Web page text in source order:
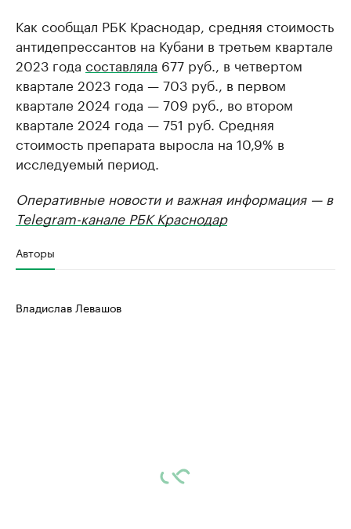
Как сообщал РБК Краснодар, средняя стоимость
антидепрессантов на Кубани в третьем квартале
2023 года составляла 677 руб., в четвертом
квартале 2023 года — 703 руб., в первом
квартале 2024 года — 709 руб., во втором
квартале 2024 года — 751 руб. Средняя
стоимость препарата выросла на 10,9% в
исследуемый период.
Оперативные новости и важная информация — в
Telegram-канале РБК Краснодар
Авторы
Владислав Левашов